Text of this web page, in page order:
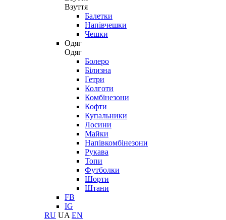
Взуття
Балетки
Напівчешки
Чешки
Одяг
Одяг
Болеро
Білизна
Гетри
Колготи
Комбінезони
Кофти
Купальники
Лосини
Майки
Напівкомбінезони
Рукава
Топи
Футболки
Шорти
Штани
FB
IG
RU UA EN